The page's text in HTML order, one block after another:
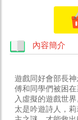
內容簡介
遊戲同好會部長
傅和同學們被困
入虛擬的遊戲世
太是吟遊詩人，